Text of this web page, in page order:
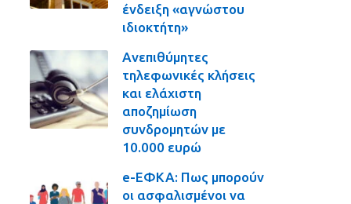
ένδειξη «αγνώστου
ιδιοκτήτη»
Ανεπιθύμητες
τηλεφωνικές κλήσεις
και ελάχιστη
αποζημίωση
συνδρομητών με
10.000 ευρώ
e-ΕΦΚΑ: Πως μπορούν
οι ασφαλισμένοι να